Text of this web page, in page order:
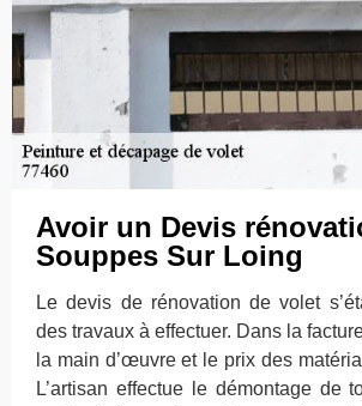
Avoir un Devis
Souppes Sur Loing
Le devis de rénovation de volet
des travaux à effectuer. Dans la
la main d’œuvre et le prix des
L’artisan effectue le démontage de